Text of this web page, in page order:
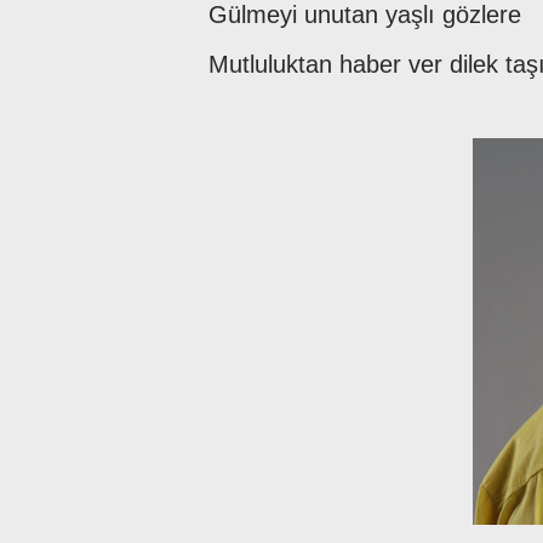
Gülmeyi unutan yaşlı gözlere
Mutluluktan haber ver dilek